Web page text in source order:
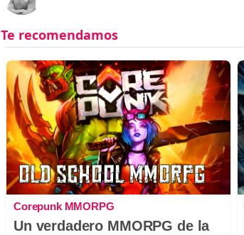
Corepunk MMORPG
Un verdadero MMORPG de la